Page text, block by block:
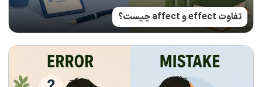
تفاوت effect و affect چیست؟